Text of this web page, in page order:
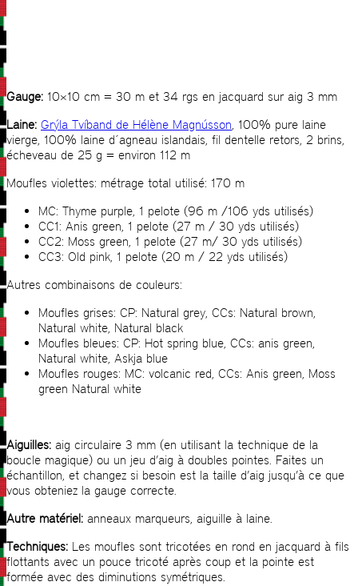
Gauge: 10×10 cm = 30 m et 34 rgs en jacquard sur aig 3 mm
Laine: Grýla Tvíband de Hélène Magnússon, 100% pure laine
vierge, 100% laine d´agneau islandais, fil dentelle retors, 2 brins,
écheveau de 25 g = environ 112 m
Moufles violettes: métrage total utilisé: 170 m
MC: Thyme purple, 1 pelote (96 m /106 yds utilisés)
CC1: Anis green, 1 pelote (27 m / 30 yds utilisés)
CC2: Moss green, 1 pelote (27 m/ 30 yds utilisés)
CC3: Old pink, 1 pelote (20 m / 22 yds utilisés)
Autres combinaisons de couleurs:
Moufles grises: CP: Natural grey, CCs: Natural brown,
Natural white, Natural black
Moufles bleues: CP: Hot spring blue, CCs: anis green,
Natural white, Askja blue
Moufles rouges: MC: volcanic red, CCs: Anis green, Moss
green Natural white
Aiguilles: aig circulaire 3 mm (en utilisant la technique de la
boucle magique) ou un jeu d’aig à doubles pointes. Faites un
échantillon, et changez si besoin est la taille d’aig jusqu’à ce que
vous obteniez la gauge correcte.
Autre matériel: anneaux marqueurs, aiguille à laine.
Techniques: Les moufles sont tricotées en rond en jacquard à fils
flottants avec un pouce tricoté après coup et la pointe est
formée avec des diminutions symétriques.